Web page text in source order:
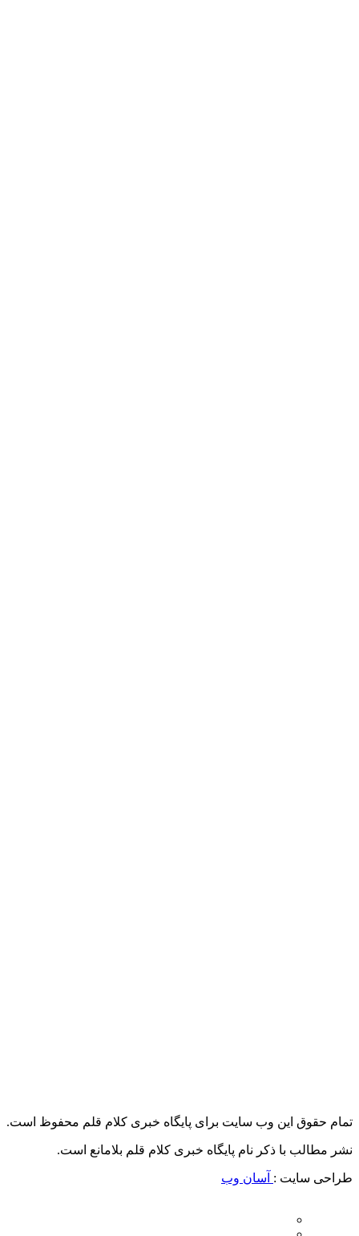
تمام حقوق این وب سایت برای پایگاه خبری کلام قلم محفوظ است.
نشر مطالب با ذکر نام پایگاه خبری کلام قلم بلامانع است.
طراحی سایت : آسان وب